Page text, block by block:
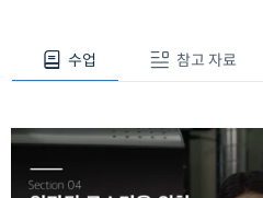
수업 참고 자료